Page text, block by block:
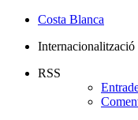
Costa Blanca
RSS